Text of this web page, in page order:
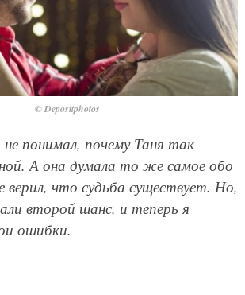
© Depositphotos
понимал, почему Таня так
А она думала то же самое обо
верил, что судьба существует. Но,
второй шанс, и теперь я
ошибки.